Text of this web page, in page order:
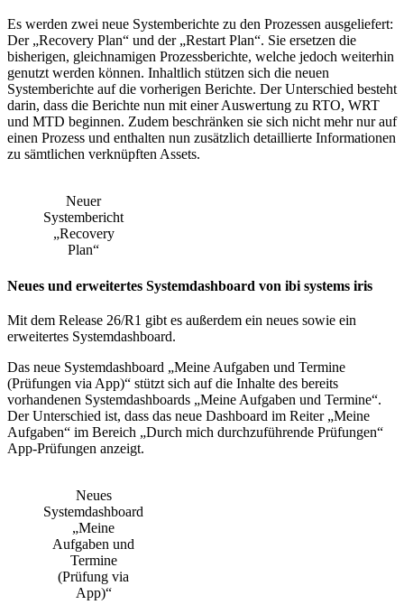
Es werden zwei neue Systemberichte zu den Prozessen ausgeliefert:
Der „Recovery Plan“ und der „Restart Plan“. Sie ersetzen die
bisherigen, gleichnamigen Prozessberichte, welche jedoch weiterhin
genutzt werden können. Inhaltlich stützen sich die neuen
Systemberichte auf die vorherigen Berichte. Der Unterschied besteht
darin, dass die Berichte nun mit einer Auswertung zu RTO, WRT
und MTD beginnen. Zudem beschränken sie sich nicht mehr nur auf
einen Prozess und enthalten nun zusätzlich detaillierte Informationen
zu sämtlichen verknüpften Assets.
Neuer
Systembericht
„Recovery
Plan“
Neues und erweitertes Systemdashboard von ibi systems iris
Mit dem Release 26/R1 gibt es außerdem ein neues sowie ein
erweitertes Systemdashboard.
Das neue Systemdashboard „Meine Aufgaben und Termine
(Prüfungen via App)“ stützt sich auf die Inhalte des bereits
vorhandenen Systemdashboards „Meine Aufgaben und Termine“.
Der Unterschied ist, dass das neue Dashboard im Reiter „Meine
Aufgaben“ im Bereich „Durch mich durchzuführende Prüfungen“
App-Prüfungen anzeigt.
Neues
Systemdashboard
„Meine
Aufgaben und
Termine
(Prüfung via
App)“